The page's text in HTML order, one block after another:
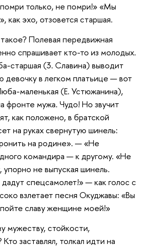
только, не помри!» «Мы
как эхо, отзовется старшая.
Полевая передвижная
спрашивает кто-то из молодых.
старшая (3. Славина) выводит
девочку в легком платьице — вот
маленькая (Е. Устюжанина),
фронте мужа. Чудо! Но звучит
как положено, в братской
на руках свернутую шинель:
на родине». — «Не
командира — к другому. «Не
не выпуская шинель.
спецсамолет!» — как голос с
взлетает песня Окуджавы: «Вы
славу женщине моей!»
мужеству, стойкости,
заставлял, толкал идти на